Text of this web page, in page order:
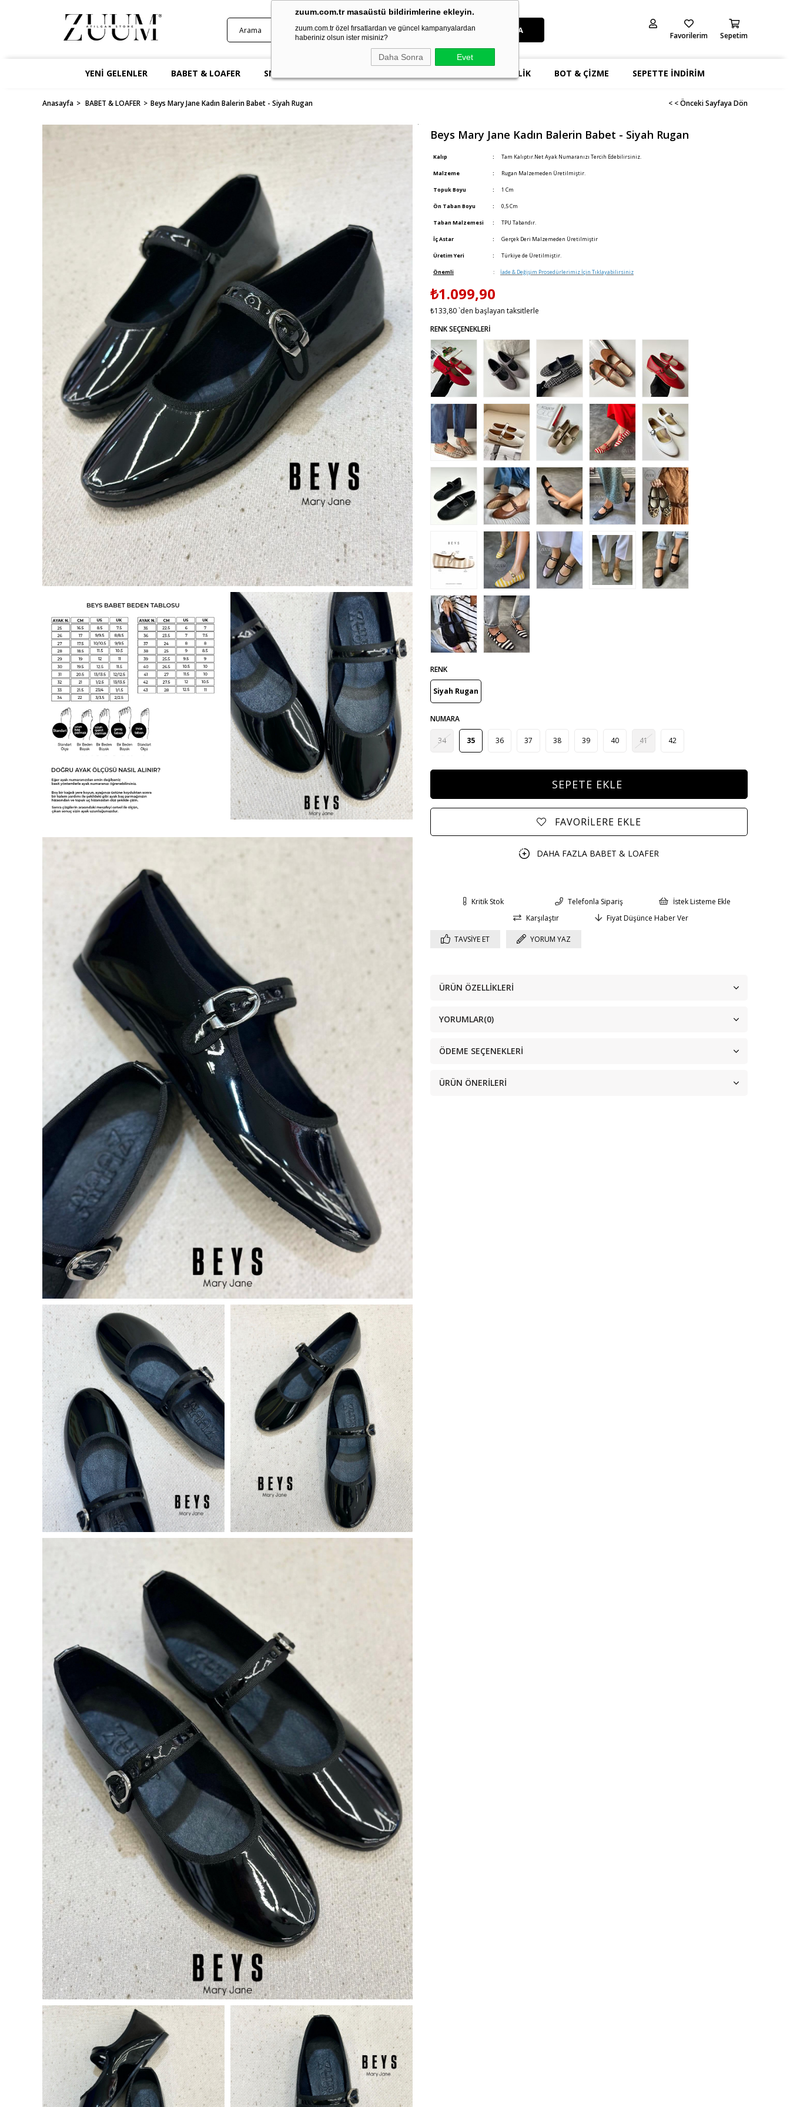
zuum.com.tr masaüstü bildirimlerine ekleyin.
zuum.com.tr özel fırsatlardan ve güncel kampanyalardan
haberiniz olsun ister misiniz?
Daha Sonra Evet
Sepetim
Favorilerim
YENİ GELENLER BABET & LOAFER SNEAKER SANDALET & TERLİK BOT & ÇİZME SEPETTE İNDİRİM
Anasayfa BABET & LOAFER Beys Mary Jane Kadın Balerin Babet - Siyah Rugan < < Önceki Sayfaya Dön
Beys Mary Jane Kadın Balerin Babet - Siyah Rugan
Kalıp : Tam Kalıptır.Net Ayak Numaranızı Tercih Edebilirsiniz.
Malzeme : Rugan Malzemeden Üretilmiştir.
Topuk Boyu : 1 Cm
Ön Taban Boyu : 0,5 Cm
Taban Malzemesi : TPU Tabandır.
İç Astar : Gerçek Deri Malzemeden Üretilmiştir
Üretim Yeri : Türkiye de Üretilmiştir.
Önemli : İade & Değişim Prosedürlerimiz İçin Tıklayabilirsiniz
₺1.099,90
₺133,80`den başlayan taksitlerle
RENK
Siyah Rugan
NUMARA
34 35 36 37 38 39 40 41 42
FAVORILERE EKLE
DAHA FAZLA BABET & LOAFER
Kritik Stok Telefonla Sipariş
İstek Listeme Ekle
Karşılaştır
Fiyat Düşünce Haber Ver
TAVSIYE ET YORUM YAZ
ÜRÜN ÖZELLIKLERI
YORUMLAR(0)
ÖDEME SEÇENEKLERI
ÜRÜN ÖNERILERI